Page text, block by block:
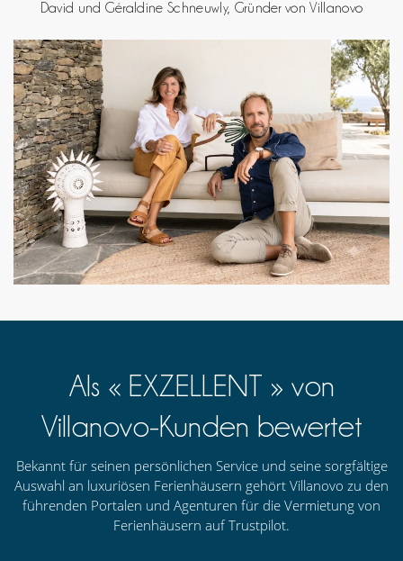
David und Géraldine Schneuwly, Gründer von Villanovo
Als « EXZELLENT » von
Villanovo-Kunden bewertet
Bekannt für seinen persönlichen Service und seine sorgfältige
Auswahl an luxuriösen Ferienhäusern gehört Villanovo zu den
führenden Portalen und Agenturen für die Vermietung von
Ferienhäusern auf Trustpilot.